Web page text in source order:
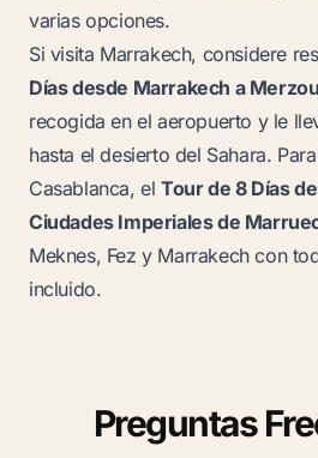
varias opciones.
Si visita Marrakech, considere
Días desde Marrakech a
recogida en el aeropuerto y le
hasta el desierto del Sahara.
Casablanca, el Tour de 8 Días
Ciudades Imperiales de
Meknes, Fez y Marrakech con
incluido.
Preguntas